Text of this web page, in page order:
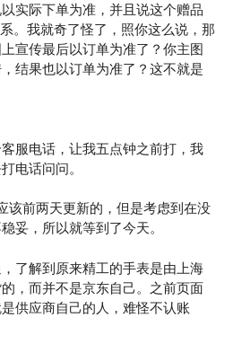
实际下单为准，并且说这个赠品
。我就奇了怪了，照你这么说，那
宣传最后以订单为准了？你主图
结果也以订单为准了？这不就是
服电话，让我五点钟之前打，我
电话问问。
该前两天更新的，但是考虑到在没
妥，所以就等到了今天。
了解到原来精工的手表是由上海
，而并不是京东自己。之前页面
供应商自己的人，难怪不认账